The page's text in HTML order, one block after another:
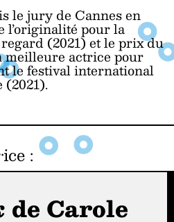
le jury de Cannes en
l’originalité pour la
(2021) et le prix du
actrice pour
le festival international
:
de Carole